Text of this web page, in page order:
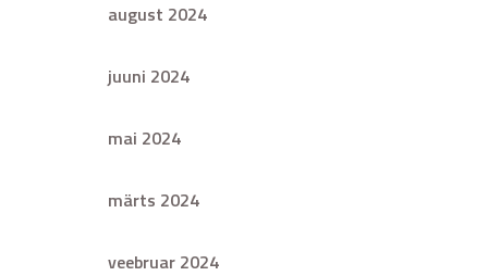
august 2024
juuni 2024
mai 2024
märts 2024
veebruar 2024